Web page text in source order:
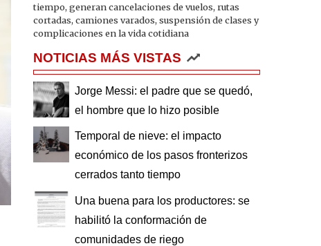
tiempo, generan cancelaciones de vuelos, rutas
cortadas, camiones varados, suspensión de clases y
complicaciones en la vida cotidiana
NOTICIAS MÁS VISTAS
Jorge Messi: el padre que se quedó,
el hombre que lo hizo posible
Temporal de nieve: el impacto
económico de los pasos fronterizos
cerrados tanto tiempo
Una buena para los productores: se
habilitó la conformación de
comunidades de riego